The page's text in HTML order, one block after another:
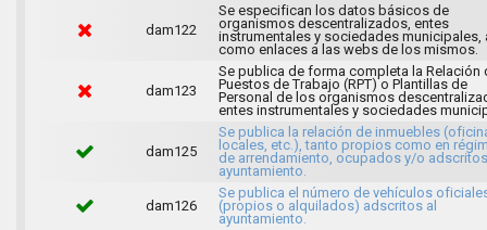
dam122
Se especifican los datos básicos de
organismos descentralizados, entes
instrumentales y sociedades municipales,
como enlaces a las webs de los mismos.
dam123
Se publica de forma completa la Relación
Puestos de Trabajo (RPT) o Plantillas de
Personal de los organismos
entes instrumentales y sociedades
dam125
Se publica la relación de inmuebles
locales, etc.), tanto propios como en
de arrendamiento, ocupados y/o
ayuntamiento.
dam126
Se publica el número de vehículos
(propios o alquilados) adscritos al
ayuntamiento.